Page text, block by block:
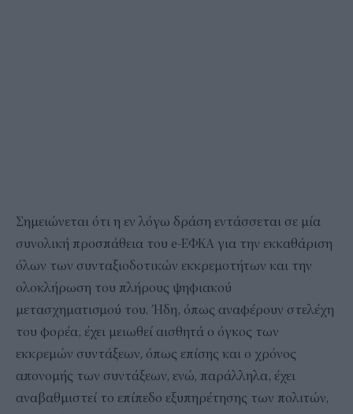
Σημειώνεται ότι η εν λόγω δράση εντάσσεται σε μία
συνολική προσπάθεια του e-ΕΦΚΑ για την εκκαθάριση
όλων των συνταξιοδοτικών εκκρεμοτήτων και την
ολοκλήρωση του πλήρους ψηφιακού
μετασχηματισμού του. Ήδη, όπως αναφέρουν στελέχη
του φορέα, έχει μειωθεί αισθητά ο όγκος των
εκκρεμών συντάξεων, όπως επίσης και ο χρόνος
απονομής των συντάξεων, ενώ, παράλληλα, έχει
αναβαθμιστεί το επίπεδο εξυπηρέτησης των πολιτών,